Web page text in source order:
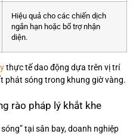
Hiệu quả cho các chiến dịch
ngắn hạn hoặc bổ trợ nhận
diện.
thực tế dao động dựa trên vị trí
phát sóng trong khung giờ vàng.
rào pháp lý khắt khe
tại sân bay, doanh nghiệp